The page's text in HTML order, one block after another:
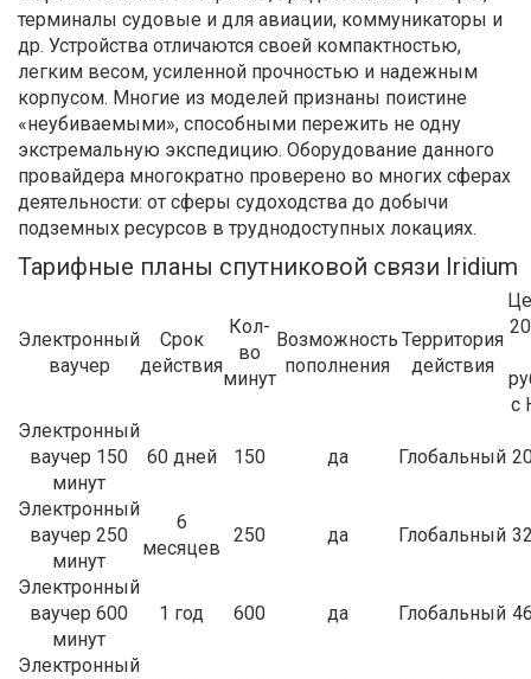
терминалы судовые и для авиации, коммуникаторы и
др. Устройства отличаются своей компактностью,
легким весом, усиленной прочностью и надежным
корпусом. Многие из моделей признаны поистине
«неубиваемыми», способными пережить не одну
экстремальную экспедицию. Оборудование данного
провайдера многократно проверено во многих сферах
деятельности: от сферы судоходства до добычи
подземных ресурсов в труднодоступных локациях.
Тарифные планы спутниковой связи Iridium
Электронный
ваучер
Срок
действия
Кол-
во
минут
Возможность
пополнения
Территория
действия
с
Электронный
ваучер 150
минут
60 дней 150 да Глобальный
Электронный
ваучер 250
минут
6
месяцев
250 да Глобальный
Электронный
ваучер 600
минут
1 год 600 да Глобальный
Электронный